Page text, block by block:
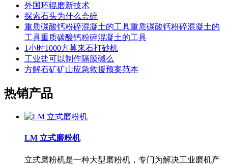
外国环辊磨新技术
探索石头为什么会碎
重质碳酸钙粉碎混凝土的工具重质碳酸钙粉碎混凝土的
工具重质碳酸钙粉碎混凝土的工具
1小时1000方莫来石打砂机
工业盐可以制作隔膜碱么
方解石矿矿山应急救援预案范本
热销产品
LM 立式磨粉机
立式磨粉机是一种大型磨粉机，专门为解决工业磨机产